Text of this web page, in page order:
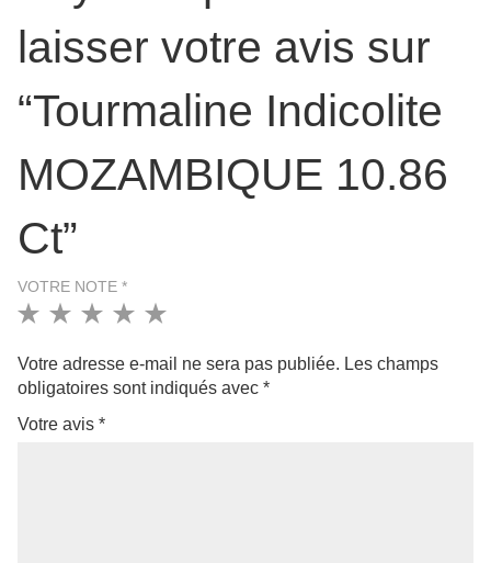
laisser votre avis sur
“Tourmaline Indicolite
MOZAMBIQUE 10.86
Ct”
Votre adresse e-mail ne sera pas publiée. Les champs
obligatoires sont indiqués avec *
VOTRE NOTE *
1 2 3 4 5
Votre avis *